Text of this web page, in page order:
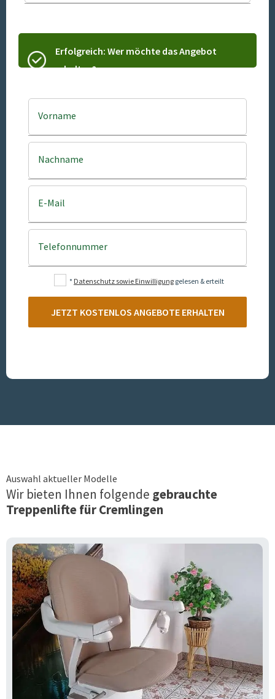
Erfolgreich: Wer möchte das Angebot
erhalten?
Vorname
Nachname
E-Mail
Telefonnummer
* Datenschutz sowie Einwilligung gelesen & erteilt
JETZT KOSTENLOS ANGEBOTE ERHALTEN
Auswahl aktueller Modelle
Wir bieten Ihnen folgende gebrauchte
Treppenlifte fürCremlingen